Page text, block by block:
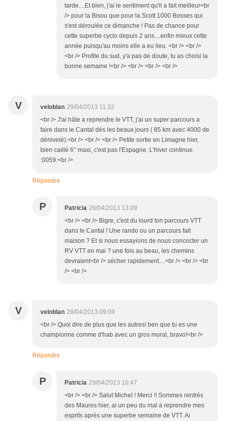
tarde....Et bien, j'ai le sentiment qu'il a fait meilleur<br
/> pour la Bisou que pour la Scott 1000 Bosses qui
s'est déroulée ce dimanche ! Pas de chance pour
cette superbe cyclo depuis 2 ans....enfin mieux cette
année puisqu'au moins elle a eu lieu. <br /> <br />
<br /> Profite du sud, y'a pas de doute, tu as choisi la
bonne semaine !<br /> <br /> <br /> <br />
V veloblan 29/04/2013 11:32
<br /> J'ai hâte a reprendre le VTT, j'ai un super parcours a
faire dans le Cantal dés les beaux jours ( 85 km avec 4000 de
dénivelé).<br /> <br /> <br /> Petite sortie en Limagne hier,
bien caillé 6° maxi, c'est pas l'Espagne. L'hiver continue.
:0059:<br />
Répondre
P Patricia 29/04/2013 13:09
<br /> <br /> Bigre, c'est du lourd ton parcours VTT
dans le Cantal ! Une rando ou un parcours fait
maison ? Et si nous essayions de nous concocter un
RV VTT en mai ? une fois au beau, les chemins
devraient<br /> sécher rapidement....<br /> <br /> <br
/> <br />
V veloblan 28/04/2013 09:09
<br /> Quoi dire de plus que les autres! ben que tu es une
championne comme d'hab avec un gros moral, bravo!<br />
Répondre
P Patricia 29/04/2013 10:47
<br /> <br /> Salut Michel ! Merci !! Sommes rentrés
des Maures hier, ai un peu du mal à reprendre mes
esprits après une superbe semaine de VTT. Ai